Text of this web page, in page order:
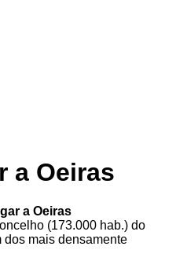
a Oeiras
a Oeiras
(173.000 hab.) do
dos mais densamente